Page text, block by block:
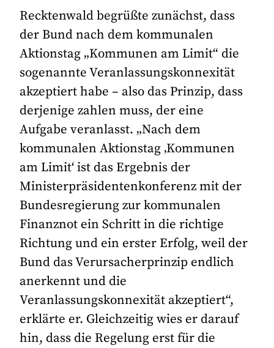
Recktenwald begrüßte zunächst, dass
der Bund nach dem kommunalen
Aktionstag „Kommunen am Limit“ die
sogenannte Veranlassungskonnexität
akzeptiert habe – also das Prinzip, dass
derjenige zahlen muss, der eine
Aufgabe veranlasst. „Nach dem
kommunalen Aktionstag ‚Kommunen
am Limit‘ ist das Ergebnis der
Ministerpräsidentenkonferenz mit der
Bundesregierung zur kommunalen
Finanznot ein Schritt in die richtige
Richtung und ein erster Erfolg, weil der
Bund das Verursacherprinzip endlich
anerkennt und die
Veranlassungskonnexität akzeptiert“,
erklärte er. Gleichzeitig wies er darauf
hin, dass die Regelung erst für die